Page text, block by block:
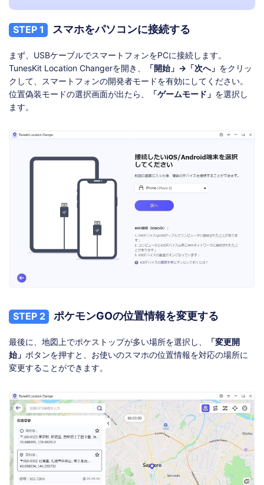
STEP 1 スマホをパソコンに接続する
まず、USBケーブルでスマートフォンをPCに接続します。
TunesKit Location Changerを開き、
「開始」→「次へ」 をクリッ
クして、スマートフォンの開発者モードを有効にしてください。
位置偽装モードの選択画面が出たら、
「ゲームモード」 を選択し
ます。
STEP 2 ポケモンGOの位置情報を変更する
最後に、地図上でポケストップが多い場所を選択し、
「変更開
始」 ボタンを押すと、お使いのスマホの位置情報を対応の場所に
変更することができます。